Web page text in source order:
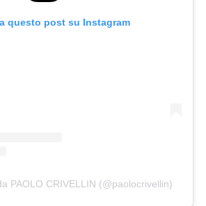
questo post su Instagram
PAOLO CRIVELLIN (@paolocrivellin)